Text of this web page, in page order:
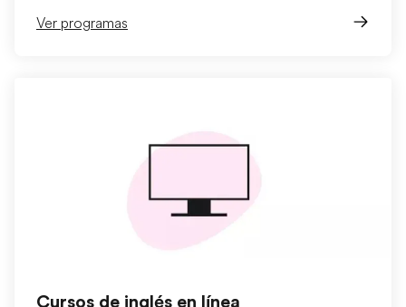
Ver programas
Cursos de inglés en línea